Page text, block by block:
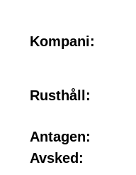
Kompani:
Rusthåll:
Antagen:
Avsked: